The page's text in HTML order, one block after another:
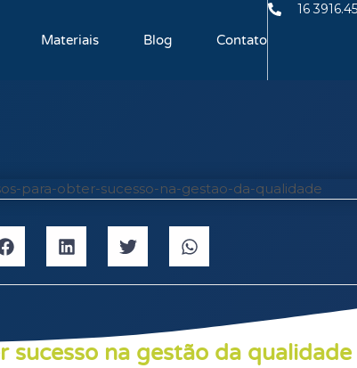
Materiais Blog Contato
16
sucesso na gestão da qualidade